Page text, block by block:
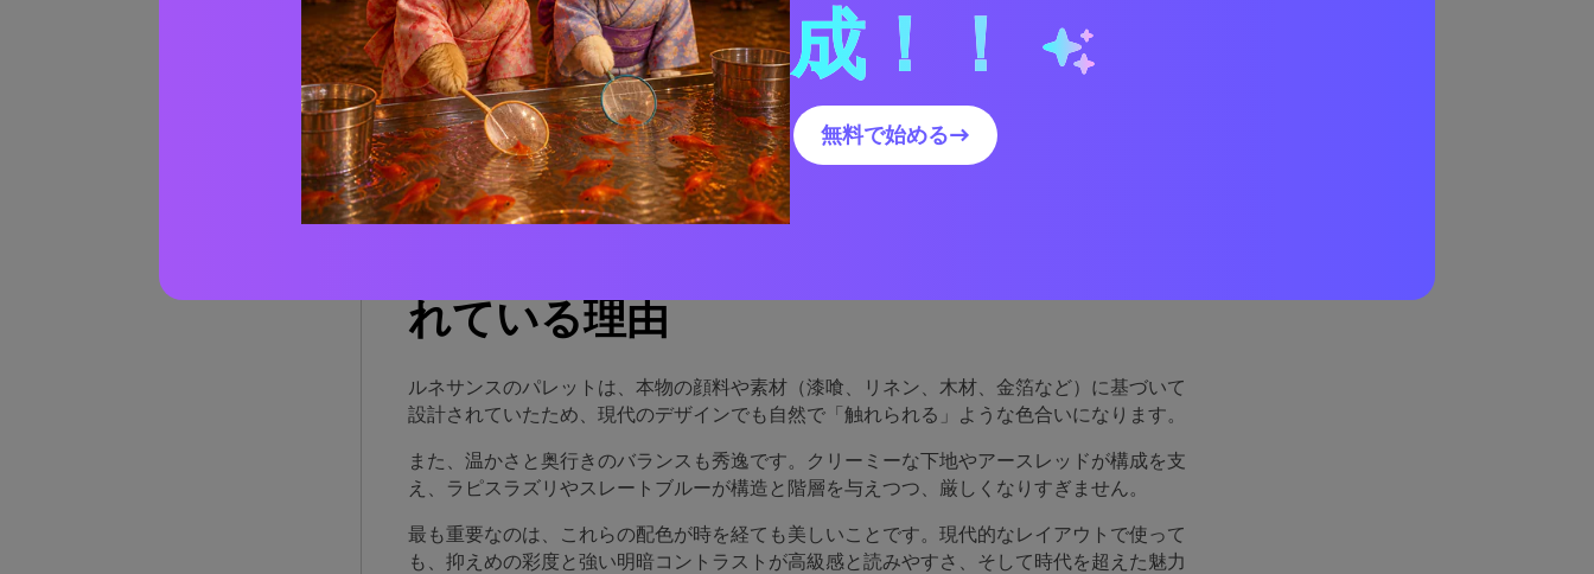
フレスコの庭園
ルネサンス美術と相性が良い色は？
実際のデザインでルネサンスアートカラーパレットを使う方法
AIでルネサンスアートパレットのビジュアルを作成
れている理由
ルネサンスのパレットは、本物の顔料や素材（漆喰、リネン、木材、金箔など）に基づいて
設計されていたため、現代のデザインでも自然で「触れられる」ような色合いになります。
また、温かさと奥行きのバランスも秀逸です。クリーミーな下地やアースレッドが構成を支
え、ラピスラズリやスレートブルーが構造と階層を与えつつ、厳しくなりすぎません。
最も重要なのは、これらの配色が時を経ても美しいことです。現代的なレイアウトで使って
も、抑えめの彩度と強い明暗コントラストが高級感と読みやすさ、そして時代を超えた魅力
成！！
無料で始める→